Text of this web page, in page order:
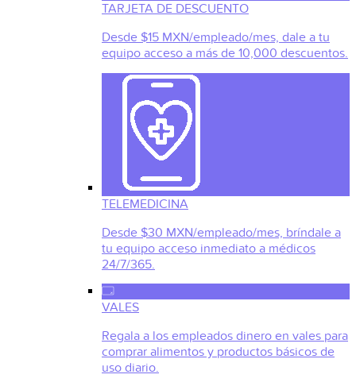
TARJETA DE DESCUENTO
Desde $15 MXN/empleado/mes, dale a tu
equipo acceso a más de 10,000 descuentos.
TELEMEDICINA
Desde $30 MXN/empleado/mes, bríndale a
tu equipo acceso inmediato a médicos
24/7/365.
VALES
Regala a los empleados dinero en vales para
comprar alimentos y productos básicos de
uso diario.